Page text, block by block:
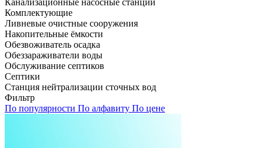
Комплектующие
Ливневые очистные сооружения
Накопительные ёмкости
Обезвоживатель осадка
Обеззараживатели воды
Обслуживание септиков
Септики
Станция нейтрализации сточных вод
Фильтр
По популярности По алфавиту По цене